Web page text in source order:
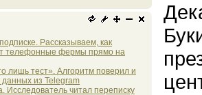
Рассказываем, как
телефонные фермы прямо на
лишь тест». Алгоритм поверил и
данных из Telegram
Исследователь читал переписку